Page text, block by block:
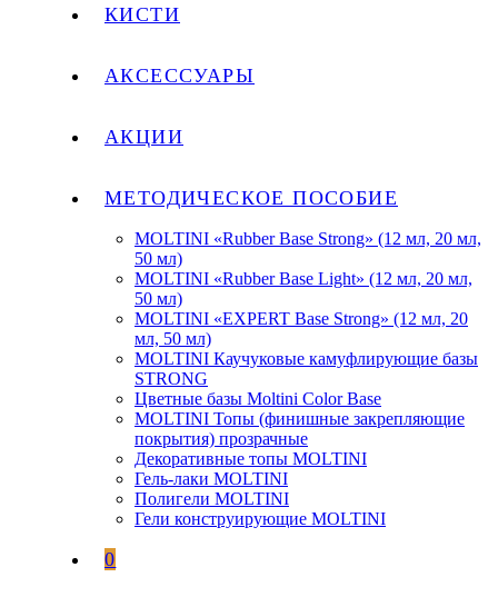
КИСТИ
АКСЕССУАРЫ
АКЦИИ
МЕТОДИЧЕСКОЕ ПОСОБИЕ
MOLTINI «Rubber Base Strong» (12 мл, 20 мл,
50 мл)
MOLTINI «Rubber Base Light» (12 мл, 20 мл,
50 мл)
MOLTINI «EXPERT Base Strong» (12 мл, 20
мл, 50 мл)
MOLTINI Каучуковые камуфлирующие базы
STRONG
Цветные базы Moltini Color Base
MOLTINI Топы (финишные закрепляющие
покрытия) прозрачные
Декоративные топы MOLTINI
Гель-лаки MOLTINI
Полигели MOLTINI
Гели конструирующие MOLTINI
0